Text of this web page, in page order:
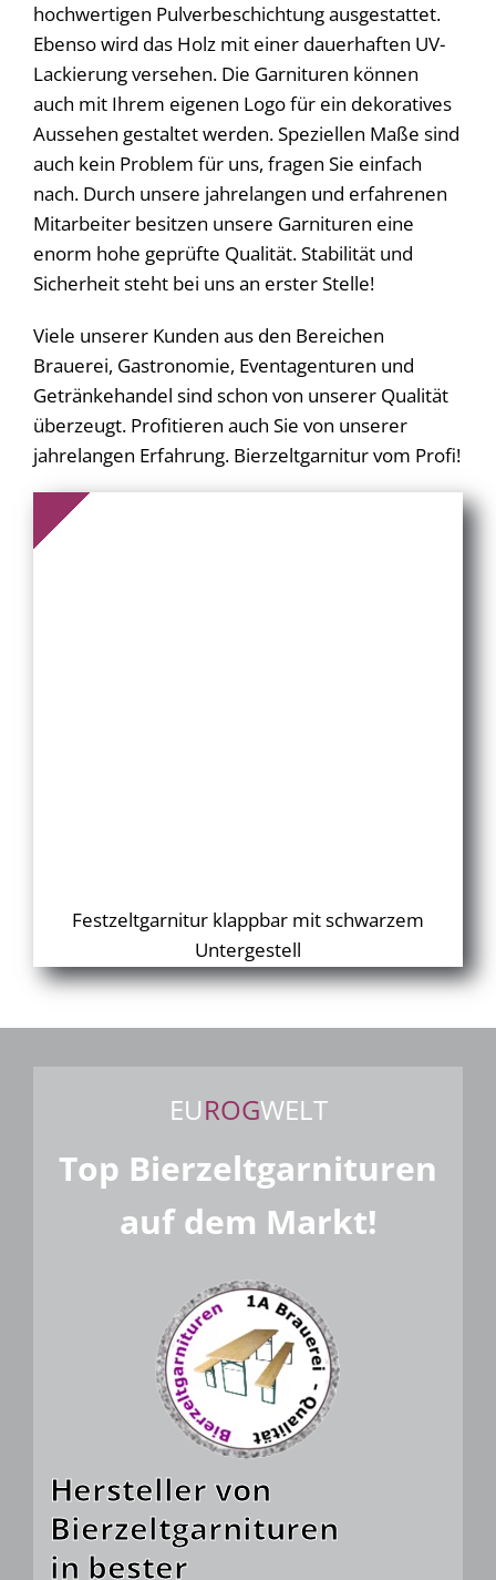
hochwertigen Pulverbeschichtung ausgestattet.
Ebenso wird das Holz mit einer dauerhaften UV-
Lackierung versehen. Die Garnituren können
auch mit Ihrem eigenen Logo für ein dekoratives
Aussehen gestaltet werden. Speziellen Maße sind
auch kein Problem für uns, fragen Sie einfach
nach. Durch unsere jahrelangen und erfahrenen
Mitarbeiter besitzen unsere Garnituren eine
enorm hohe geprüfte Qualität. Stabilität und
Sicherheit steht bei uns an erster Stelle!
Viele unserer Kunden aus den Bereichen
Brauerei, Gastronomie, Eventagenturen und
Getränkehandel sind schon von unserer Qualität
überzeugt. Profitieren auch Sie von unserer
jahrelangen Erfahrung. Bierzeltgarnitur vom Profi!
Festzeltgarnitur klappbar mit schwarzem
Untergestell
EUROGWELT
Top Bierzeltgarnituren
auf dem Markt!
Hersteller von
Bierzeltgarnituren
in bester